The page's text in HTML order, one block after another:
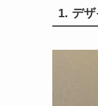
1. デザ